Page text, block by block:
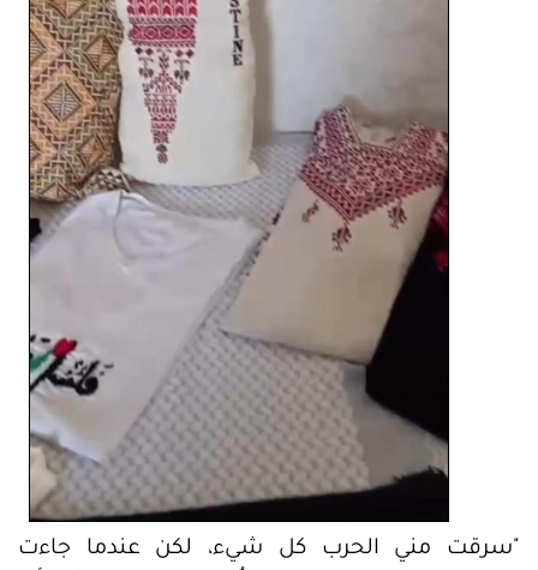
"سرقت مني الحرب كل شيء، لكن عندما جاءت